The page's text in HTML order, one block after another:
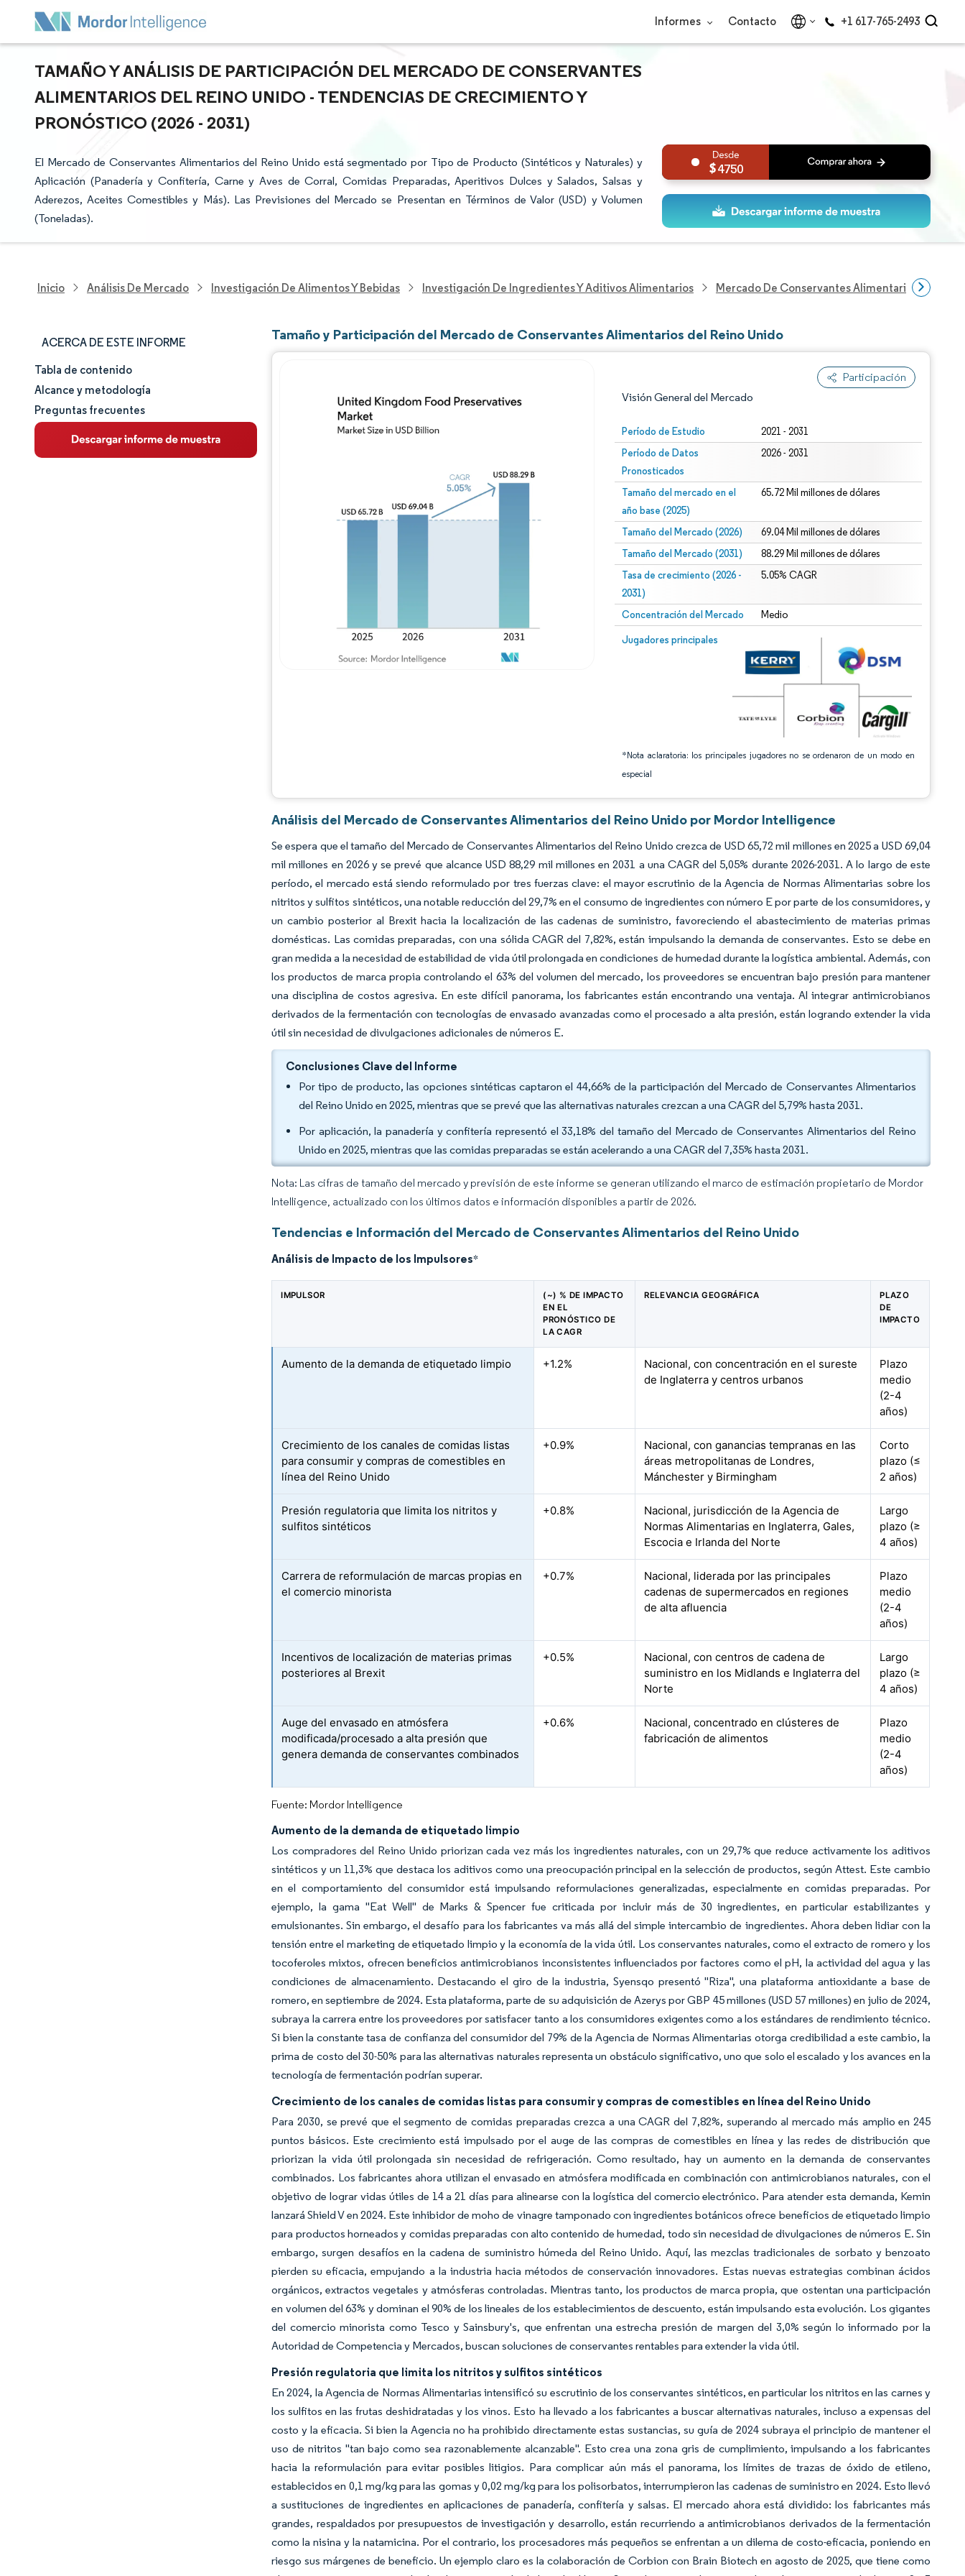
Informes Contacto +1 617-765-2493
TAMAÑO Y ANÁLISIS DE PARTICIPACIÓN DEL MERCADO DE CONSERVANTES
ALIMENTARIOS DEL REINO UNIDO - TENDENCIAS DE CRECIMIENTO Y
PRONÓSTICO (2026 - 2031)
El Mercado de Conservantes Alimentarios del Reino Unido está segmentado por Tipo de Producto (Sintéticos y Naturales) y
Aplicación (Panadería y Confitería, Carne y Aves de Corral, Comidas Preparadas, Aperitivos Dulces y Salados, Salsas y
Aderezos, Aceites Comestibles y Más). Las Previsiones del Mercado se Presentan en Términos de Valor (USD) y Volumen
(Toneladas).
4750
Inicio Análisis De Mercado Investigación De Alimentos Y Bebidas Investigación De Ingredientes Y Aditivos Alimentarios Mercado De Conservantes Alimentarios Del
ACERCA DE ESTE INFORME
Tamaño y cuota de mercado
Análisis de mercado
Tendencias e ideas
Tabla de contenido
Alcance y metodología
Preguntas frecuentes
Tamaño y Participación del Mercado de Conservantes Alimentarios del Reino Unido
Participación
Visión General del Mercado
Período de Estudio 2021 - 2031
Período de Datos
Pronosticados
2026 - 2031
Tamaño del mercado en el
año base (2025)
65.72 Mil millones de dólares
Tamaño del Mercado (2026) 69.04 Mil millones de dólares
Tamaño del Mercado (2031) 88.29 Mil millones de dólares
Tasa de crecimiento (2026 -
2031)
5.05% CAGR
Concentración del Mercado Medio
Jugadores principales
*Nota aclaratoria: los principales jugadores no se ordenaron de un modo en
especial
Imagen © Mordor Intelligence. El uso requiere atribución según CC BY 4.0.
Imagen © Mordor Intelligence. El uso requiere atribución según CC BY 4.0.
Análisis del Mercado de Conservantes Alimentarios del Reino Unido por Mordor Intelligence
Se espera que el tamaño del Mercado de Conservantes Alimentarios del Reino Unido crezca de USD 65,72 mil millones en 2025 a USD 69,04
mil millones en 2026 y se prevé que alcance USD 88,29 mil millones en 2031 a una CAGR del 5,05% durante 2026-2031. A lo largo de este
período, el mercado está siendo reformulado por tres fuerzas clave: el mayor escrutinio de la Agencia de Normas Alimentarias sobre los
nitritos y sulfitos sintéticos, una notable reducción del 29,7% en el consumo de ingredientes con número E por parte de los consumidores, y
un cambio posterior al Brexit hacia la localización de las cadenas de suministro, favoreciendo el abastecimiento de materias primas
domésticas. Las comidas preparadas, con una sólida CAGR del 7,82%, están impulsando la demanda de conservantes. Esto se debe en
gran medida a la necesidad de estabilidad de vida útil prolongada en condiciones de humedad durante la logística ambiental. Además, con
los productos de marca propia controlando el 63% del volumen del mercado, los proveedores se encuentran bajo presión para mantener
una disciplina de costos agresiva. En este difícil panorama, los fabricantes están encontrando una ventaja. Al integrar antimicrobianos
derivados de la fermentación con tecnologías de envasado avanzadas como el procesado a alta presión, están logrando extender la vida
útil sin necesidad de divulgaciones adicionales de números E.
Conclusiones Clave del Informe
Por tipo de producto, las opciones sintéticas captaron el 44,66% de la participación del Mercado de Conservantes Alimentarios
del Reino Unido en 2025, mientras que se prevé que las alternativas naturales crezcan a una CAGR del 5,79% hasta 2031.
Por aplicación, la panadería y confitería representó el 33,18% del tamaño del Mercado de Conservantes Alimentarios del Reino
Unido en 2025, mientras que las comidas preparadas se están acelerando a una CAGR del 7,35% hasta 2031.
Nota: Las cifras de tamaño del mercado y previsión de este informe se generan utilizando el marco de estimación propietario de Mordor
Intelligence, actualizado con los últimos datos e información disponibles a partir de 2026.
Tendencias e Información del Mercado de Conservantes Alimentarios del Reino Unido
Análisis de Impacto de los Impulsores*
IMPULSOR
(~) % DE IMPACTO
EN EL
PRONÓSTICO DE
LA CAGR
RELEVANCIA GEOGRÁFICA
PLAZO
DE
IMPACTO
Aumento de la demanda de etiquetado limpio +1.2%
Nacional, con concentración en el sureste
de Inglaterra y centros urbanos
Plazo
medio
(2-4
años)
Crecimiento de los canales de comidas listas
para consumir y compras de comestibles en
línea del Reino Unido
+0.9%
Nacional, con ganancias tempranas en las
áreas metropolitanas de Londres,
Mánchester y Birmingham
Corto
plazo (≤
2 años)
Presión regulatoria que limita los nitritos y
sulfitos sintéticos
+0.8%
Nacional, jurisdicción de la Agencia de
Normas Alimentarias en Inglaterra, Gales,
Escocia e Irlanda del Norte
Largo
plazo (≥
4 años)
Carrera de reformulación de marcas propias en
el comercio minorista
+0.7%
Nacional, liderada por las principales
cadenas de supermercados en regiones
de alta afluencia
Plazo
medio
(2-4
años)
Incentivos de localización de materias primas
posteriores al Brexit
+0.5%
Nacional, con centros de cadena de
suministro en los Midlands e Inglaterra del
Norte
Largo
plazo (≥
4 años)
Auge del envasado en atmósfera
modificada/procesado a alta presión que
genera demanda de conservantes combinados
+0.6%
Nacional, concentrado en clústeres de
fabricación de alimentos
Plazo
medio
(2-4
años)
Fuente: Mordor Intelligence
Aumento de la demanda de etiquetado limpio
Los compradores del Reino Unido priorizan cada vez más los ingredientes naturales, con un 29,7% que reduce activamente los aditivos
sintéticos y un 11,3% que destaca los aditivos como una preocupación principal en la selección de productos, según Attest. Este cambio
en el comportamiento del consumidor está impulsando reformulaciones generalizadas, especialmente en comidas preparadas. Por
ejemplo, la gama "Eat Well" de Marks & Spencer fue criticada por incluir más de 30 ingredientes, en particular estabilizantes y
emulsionantes. Sin embargo, el desafío para los fabricantes va más allá del simple intercambio de ingredientes. Ahora deben lidiar con la
tensión entre el marketing de etiquetado limpio y la economía de la vida útil. Los conservantes naturales, como el extracto de romero y los
tocoferoles mixtos, ofrecen beneficios antimicrobianos inconsistentes influenciados por factores como el pH, la actividad del agua y las
condiciones de almacenamiento. Destacando el giro de la industria, Syensqo presentó "Riza", una plataforma antioxidante a base de
romero, en septiembre de 2024. Esta plataforma, parte de su adquisición de Azerys por GBP 45 millones (USD 57 millones) en julio de 2024,
subraya la carrera entre los proveedores por satisfacer tanto a los consumidores exigentes como a los estándares de rendimiento técnico.
Si bien la constante tasa de confianza del consumidor del 79% de la Agencia de Normas Alimentarias otorga credibilidad a este cambio, la
prima de costo del 30-50% para las alternativas naturales representa un obstáculo significativo, uno que solo el escalado y los avances en la
tecnología de fermentación podrían superar.
Crecimiento de los canales de comidas listas para consumir y compras de comestibles en línea del Reino Unido
Para 2030, se prevé que el segmento de comidas preparadas crezca a una CAGR del 7,82%, superando al mercado más amplio en 245
puntos básicos. Este crecimiento está impulsado por el auge de las compras de comestibles en línea y las redes de distribución que
priorizan la vida útil prolongada sin necesidad de refrigeración. Como resultado, hay un aumento en la demanda de conservantes
combinados. Los fabricantes ahora utilizan el envasado en atmósfera modificada en combinación con antimicrobianos naturales, con el
objetivo de lograr vidas útiles de 14 a 21 días para alinearse con la logística del comercio electrónico. Para atender esta demanda, Kemin
lanzará Shield V en 2024. Este inhibidor de moho de vinagre tamponado con ingredientes botánicos ofrece beneficios de etiquetado limpio
para productos horneados y comidas preparadas con alto contenido de humedad, todo sin necesidad de divulgaciones de números E. Sin
embargo, surgen desafíos en la cadena de suministro húmeda del Reino Unido. Aquí, las mezclas tradicionales de sorbato y benzoato
pierden su eficacia, empujando a la industria hacia métodos de conservación innovadores. Estas nuevas estrategias combinan ácidos
orgánicos, extractos vegetales y atmósferas controladas. Mientras tanto, los productos de marca propia, que ostentan una participación
en volumen del 63% y dominan el 90% de los lineales de los establecimientos de descuento, están impulsando esta evolución. Los gigantes
del comercio minorista como Tesco y Sainsbury's, que enfrentan una estrecha presión de margen del 3,0% según lo informado por la
Autoridad de Competencia y Mercados, buscan soluciones de conservantes rentables para extender la vida útil.
Presión regulatoria que limita los nitritos y sulfitos sintéticos
En 2024, la Agencia de Normas Alimentarias intensificó su escrutinio de los conservantes sintéticos, en particular los nitritos en las carnes y
los sulfitos en las frutas deshidratadas y los vinos. Esto ha llevado a los fabricantes a buscar alternativas naturales, incluso a expensas del
costo y la eficacia. Si bien la Agencia no ha prohibido directamente estas sustancias, su guía de 2024 subraya el principio de mantener el
uso de nitritos "tan bajo como sea razonablemente alcanzable". Esto crea una zona gris de cumplimiento, impulsando a los fabricantes
hacia la reformulación para evitar posibles litigios. Para complicar aún más el panorama, los límites de trazas de óxido de etileno,
establecidos en 0,1 mg/kg para las gomas y 0,02 mg/kg para los polisorbatos, interrumpieron las cadenas de suministro en 2024. Esto llevó
a sustituciones de ingredientes en aplicaciones de panadería, confitería y salsas. El mercado ahora está dividido: los fabricantes más
grandes, respaldados por presupuestos de investigación y desarrollo, están recurriendo a antimicrobianos derivados de la fermentación
como la nisina y la natamicina. Por el contrario, los procesadores más pequeños se enfrentan a un dilema de costo-eficacia, poniendo en
riesgo sus márgenes de beneficio. Un ejemplo claro es la colaboración de Corbion con Brain Biotech en agosto de 2025, que tiene como